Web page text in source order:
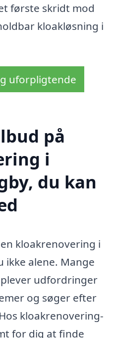
første skridt mod
kloakløsning i
uforpligtende
på
i
du kan
kloakrenovering i
ikke alene. Mange
udfordringer
og søger efter
kloakrenovering-
for dig at finde